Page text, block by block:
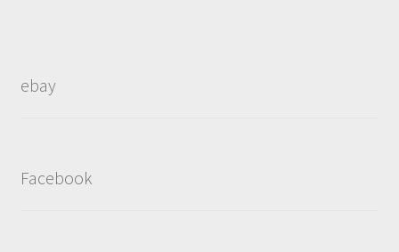
ebay
Facebook